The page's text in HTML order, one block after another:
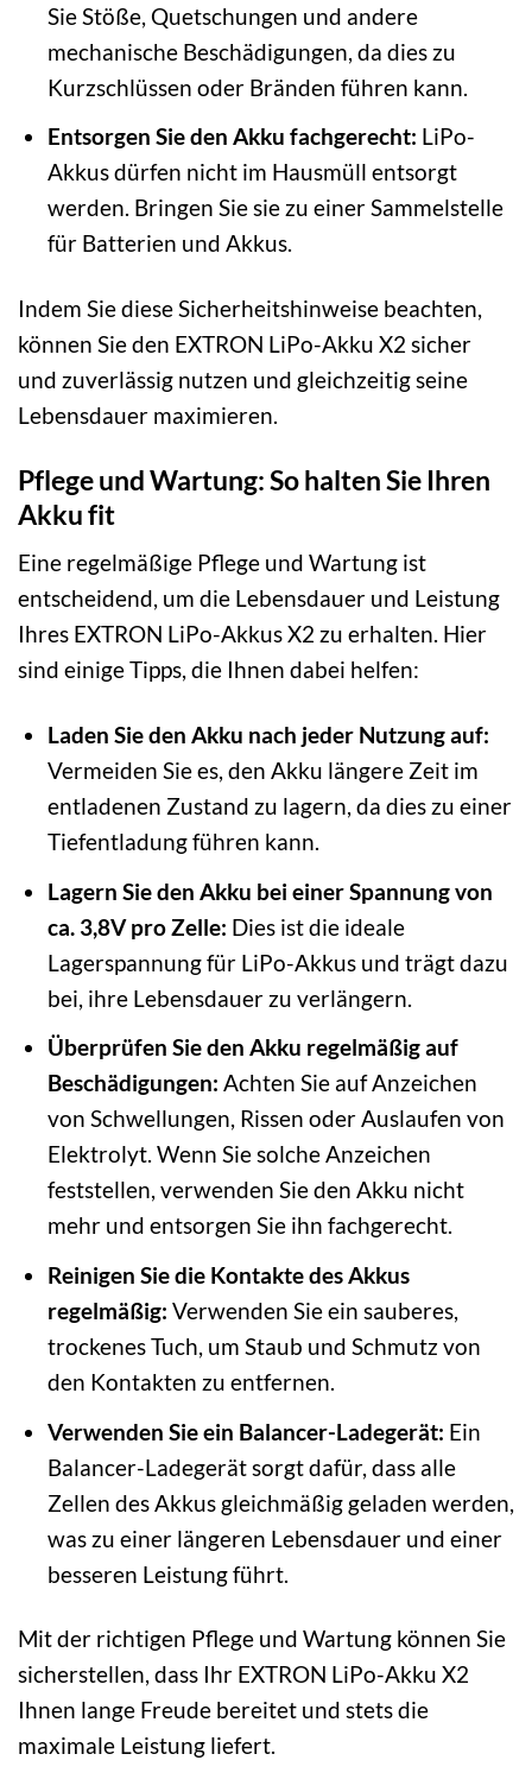
Sie Stöße, Quetschungen und andere
mechanische Beschädigungen, da dies zu
Kurzschlüssen oder Bränden führen kann.
Entsorgen Sie den Akku fachgerecht: LiPo-
Akkus dürfen nicht im Hausmüll entsorgt
werden. Bringen Sie sie zu einer Sammelstelle
für Batterien und Akkus.
Indem Sie diese Sicherheitshinweise beachten,
können Sie den EXTRON LiPo-Akku X2 sicher
und zuverlässig nutzen und gleichzeitig seine
Lebensdauer maximieren.
Pflege und Wartung: So halten Sie Ihren
Akku fit
Eine regelmäßige Pflege und Wartung ist
entscheidend, um die Lebensdauer und Leistung
Ihres EXTRON LiPo-Akkus X2 zu erhalten. Hier
sind einige Tipps, die Ihnen dabei helfen:
Laden Sie den Akku nach jeder Nutzung auf:
Vermeiden Sie es, den Akku längere Zeit im
entladenen Zustand zu lagern, da dies zu einer
Tiefentladung führen kann.
Lagern Sie den Akku bei einer Spannung von
ca. 3,8V pro Zelle: Dies ist die ideale
Lagerspannung für LiPo-Akkus und trägt dazu
bei, ihre Lebensdauer zu verlängern.
Überprüfen Sie den Akku regelmäßig auf
Beschädigungen: Achten Sie auf Anzeichen
von Schwellungen, Rissen oder Auslaufen von
Elektrolyt. Wenn Sie solche Anzeichen
feststellen, verwenden Sie den Akku nicht
mehr und entsorgen Sie ihn fachgerecht.
Reinigen Sie die Kontakte des Akkus
regelmäßig: Verwenden Sie ein sauberes,
trockenes Tuch, um Staub und Schmutz von
den Kontakten zu entfernen.
Verwenden Sie ein Balancer-Ladegerät: Ein
Balancer-Ladegerät sorgt dafür, dass alle
Zellen des Akkus gleichmäßig geladen werden,
was zu einer längeren Lebensdauer und einer
besseren Leistung führt.
Mit der richtigen Pflege und Wartung können Sie
sicherstellen, dass Ihr EXTRON LiPo-Akku X2
Ihnen lange Freude bereitet und stets die
maximale Leistung liefert.